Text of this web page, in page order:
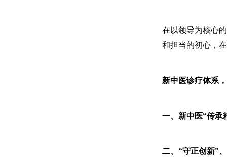
在 以领导为核心
和担当的初心，
新中医诊疗体系
一、新中医“传承
二、“守正创新”